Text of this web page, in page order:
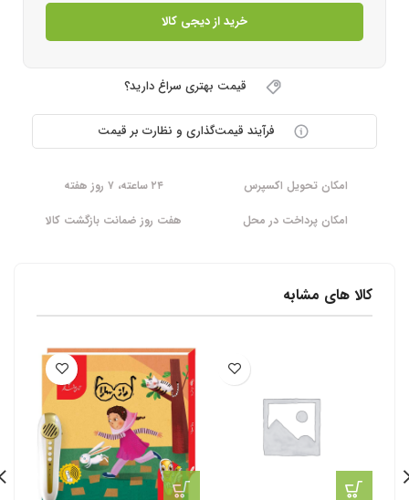
خرید از دیجی کالا
قیمت بهتری سراغ دارید؟
فرآیند قیمت‌گذاری و نظارت بر قیمت
امکان تحویل اکسپرس
۲۴ ساعته، ۷ روز هفته
امکان پرداخت در محل
هفت روز ضمانت بازگشت کالا
کالا های مشابه